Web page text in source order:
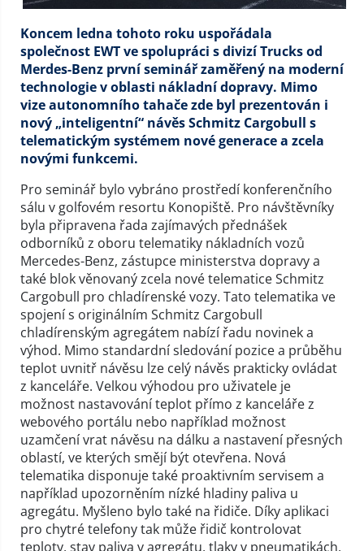
Koncem ledna tohoto roku uspořádala
společnost EWT ve spolupráci s divizí Trucks od
Merdes-Benz první seminář zaměřený na moderní
technologie v oblasti nákladní dopravy. Mimo
vize autonomního tahače zde byl prezentován i
nový „inteligentní“ návěs Schmitz Cargobull s
telematickým systémem nové generace a zcela
novými funkcemi.
Pro seminář bylo vybráno prostředí konferenčního
sálu v golfovém resortu Konopiště. Pro návštěvníky
byla připravena řada zajímavých přednášek
odborníků z oboru telematiky nákladních vozů
Mercedes-Benz, zástupce ministerstva dopravy a
také blok věnovaný zcela nové telematice Schmitz
Cargobull pro chladírenské vozy. Tato telematika ve
spojení s originálním Schmitz Cargobull
chladírenským agregátem nabízí řadu novinek a
výhod. Mimo standardní sledování pozice a průběhu
teplot uvnitř návěsu lze celý návěs prakticky ovládat
z kanceláře. Velkou výhodou pro uživatele je
možnost nastavování teplot přímo z kanceláře z
webového portálu nebo například možnost
uzamčení vrat návěsu na dálku a nastavení přesných
oblastí, ve kterých smějí být otevřena. Nová
telematika disponuje také proaktivním servisem a
například upozorněním nízké hladiny paliva u
agregátu. Myšleno bylo také na řidiče. Díky aplikaci
pro chytré telefony tak může řidič kontrolovat
teploty, stav paliva v agregátu, tlaky v pneumatikách,